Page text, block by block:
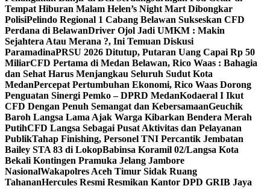
Tempat Hiburan Malam Helen’s Night Mart Dibongkar
PolisiPelindo Regional 1 Cabang Belawan Sukseskan CFD
Perdana di BelawanDriver Ojol Jadi UMKM : Makin
Sejahtera Atau Merana ?, Ini Temuan Diskusi
ParamadinaPRSU 2026 Ditutup, Putaran Uang Capai Rp 50
MiliarCFD Pertama di Medan Belawan, Rico Waas : Bahagia
dan Sehat Harus Menjangkau Seluruh Sudut Kota
MedanPercepat Pertumbuhan Ekonomi, Rico Waas Dorong
Penguatan Sinergi Pemko – DPRD MedanKodaeral I Ikut
CFD Dengan Penuh Semangat dan KebersamaanGeuchik
Baroh Langsa Lama Ajak Warga Kibarkan Bendera Merah
PutihCFD Langsa Sebagai Pusat Aktivitas dan Pelayanan
PublikTahap Finishing, Personel TNI Percantik Jembatan
Bailey STA 83 di LokopBabinsa Koramil 02/Langsa Kota
Bekali Kontingen Pramuka Jelang Jambore
NasionalWakapolres Aceh Timur Sidak Ruang
TahananHercules Resmi Resmikan Kantor DPD GRIB Jaya